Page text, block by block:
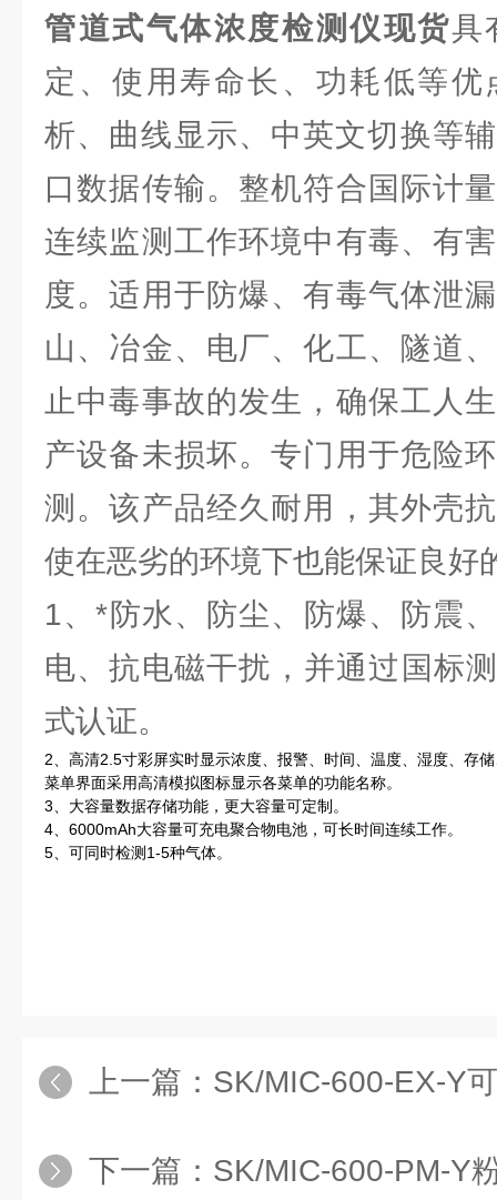
管道式气体浓度检测仪现货具
定、使用寿命长、功耗低等
析、曲线显示、中英文切换等
口数据传输。整机符合国际计
连续监测工作环境中有毒、有
度。适用于防爆、有毒气体泄
山、冶金、电厂、化工、隧道
止中毒事故的发生，确保工人
产设备未损坏。专门用于危险
测。该产品经久耐用，其外壳
使在恶劣的环境下也能保证良好
1、*防水、防尘、防爆、防震
电、抗电磁干扰，并通过国标
式认证。
2、高清2.5寸彩屏实时显示浓度、报警、时间、温度、湿度、存
菜单界面采用高清模拟图标显示各菜单的功能名称。
3、大容量数据存储功能，更大容量可定制。
4、6000mAh大容量可充电聚合物电池，可长时间连续工作。
5、可同时检测1-5种气体。
上一篇： SK/MIC-600-EX-Y可燃气体
下一篇： SK/MIC-600-PM-Y粉尘监管